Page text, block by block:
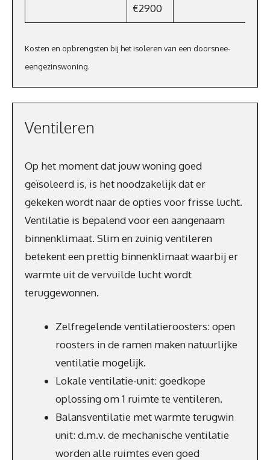
€2900
Kosten en opbrengsten bij het isoleren van een doorsnee-
eengezinswoning.
Ventileren
Op het moment dat jouw woning goed
geïsoleerd is, is het noodzakelijk dat er
gekeken wordt naar de opties voor frisse lucht.
Ventilatie is bepalend voor een aangenaam
binnenklimaat. Slim en zuinig ventileren
betekent een prettig binnenklimaat waarbij er
warmte uit de vervuilde lucht wordt
teruggewonnen.
Zelfregelende ventilatieroosters: open
roosters in de ramen maken natuurlijke
ventilatie mogelijk.
Lokale ventilatie-unit: goedkope
oplossing om 1 ruimte te ventileren.
Balansventilatie met warmte terugwin
unit: d.m.v. de mechanische ventilatie
worden alle ruimtes even goed